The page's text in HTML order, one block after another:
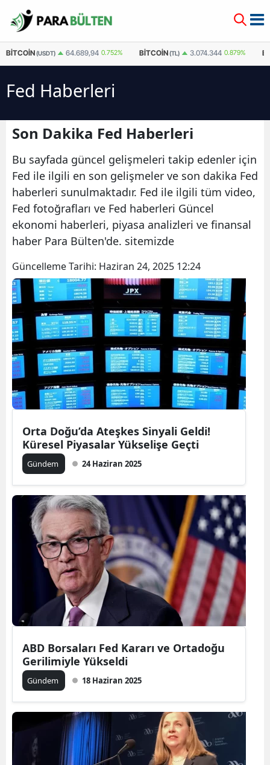
BITCOIN(USDT) 64.689,94 0.752% BITCOIN(TL) 3.074.344 0.879%
Fed Haberleri
Son Dakika Fed Haberleri
Bu sayfada güncel gelişmeleri takip edenler için
Fed ile ilgili en son gelişmeler ve son dakika Fed
haberleri sunulmaktadır. Fed ile ilgili tüm video,
Fed fotoğrafları ve Fed haberleri Güncel
ekonomi haberleri, piyasa analizleri ve finansal
haber Para Bülten'de. sitemizde
Güncelleme Tarihi: Haziran 24, 2025 12:24
Orta Doğu’da Ateşkes Sinyali Geldi!
Küresel Piyasalar Yükselişe Geçti
Gündem 24 Haziran 2025
ABD Borsaları Fed Kararı ve Ortadoğu
Gerilimiyle Yükseldi
Gündem 18 Haziran 2025